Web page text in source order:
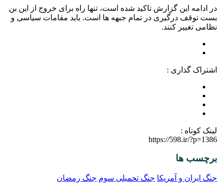
در ادامه این گزارش تاکید شده است، تنها راه برای خروج از این بن
بست توقف درگیری در تمام جبهه ها است. باید مقامات سیاسی و
نظامی تغییر کنند.
اشتراک گذاری :
لینک کوتاه :
https://598.ir/?p=1386
برچسب ها
جنگ ایران و آمریکا جنگ تحمیلی سوم جنگ رمضان